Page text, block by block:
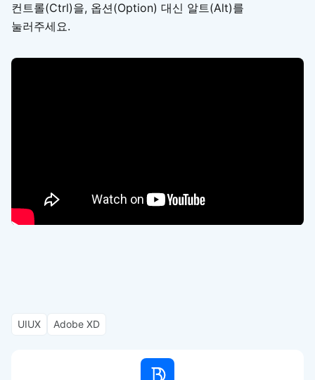
컨트롤(Ctrl)을, 옵션(Option) 대신 알트(Alt)를
눌러주세요.
UIUX Adobe XD